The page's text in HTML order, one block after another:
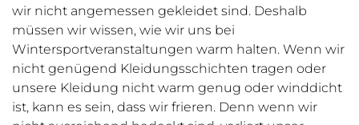
wir nicht angemessen gekleidet sind. Deshalb
müssen wir wissen, wie wir uns bei
Wintersportveranstaltungen warm halten. Wenn wir
nicht genügend Kleidungsschichten tragen oder
unsere Kleidung nicht warm genug oder winddicht
ist, kann es sein, dass wir frieren. Denn wenn wir